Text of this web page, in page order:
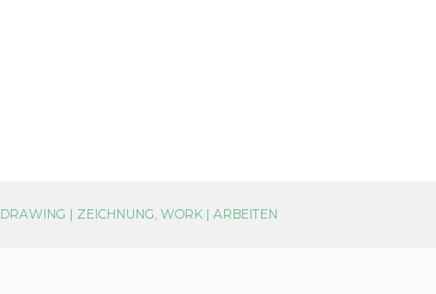
DRAWING | ZEICHNUNG, WORK | ARBEITEN